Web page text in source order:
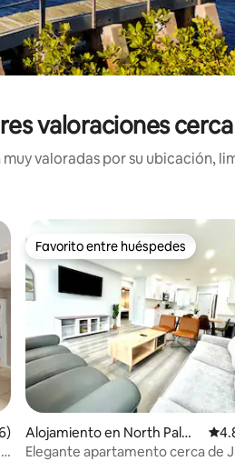
valoraciones
valoradas por su ubicación,
promedio: 4.92 de 5, 106 reseñas
Favorito entre huéspedes
Favorito entre huéspedes
Alojamiento en North Palm
Beach
Elegante apartamento cerca de